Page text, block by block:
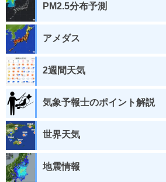
PM2.5分布予測
アメダス
2週間天気
気象予報士のポイント解説
世界天気
地震情報